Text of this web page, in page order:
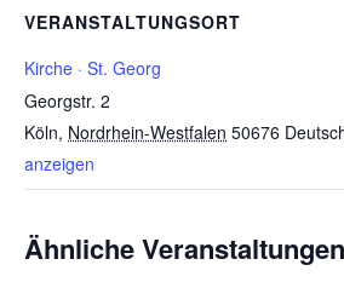
VERANSTALTUNGSORT
Kirche · St. Georg
Georgstr. 2
Köln, Nordrhein-Westfalen 50676
anzeigen
Ähnliche Veranstaltungen